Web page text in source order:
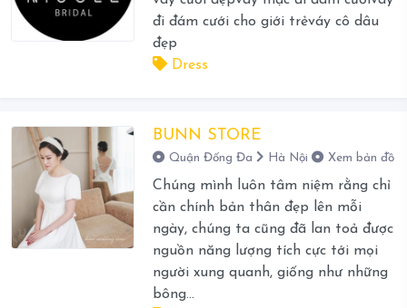
đi đám cưới cho giới trẻváy cô dâu
đẹp
Dress
BUNN STORE
Quận Đống Đa Hà Nội Xem bản đồ
Chúng mình luôn tâm niệm rằng chỉ
cần chính bản thân đẹp lên mỗi
ngày, chúng ta cũng đã lan toả được
nguồn năng lượng tích cực tới mọi
người xung quanh, giống như những
bông...